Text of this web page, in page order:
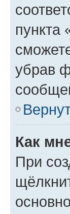
пункта
убрав
Как
При